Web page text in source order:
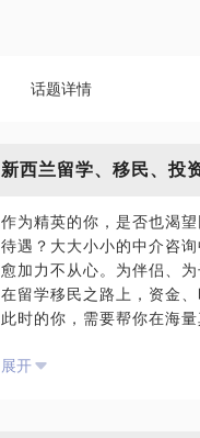
话题详情
新西兰留学、移民、投
作为精英的你，是否也渴
待遇？大大小小的中介咨
愈加力不从心。为伴侣、
在留学移民之路上，资金
此时的你，需要帮你在海
谙其中机关。留学移民是
展开